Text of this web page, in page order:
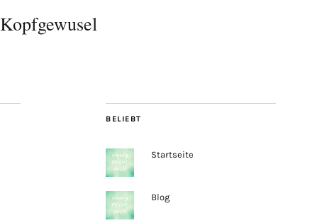
Kopfgewusel
BELIEBT
Startseite
Blog